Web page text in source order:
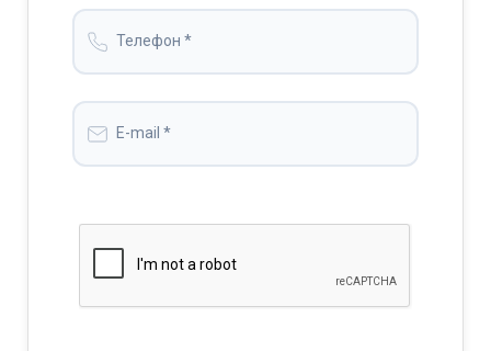
Телефон *
E-mail *